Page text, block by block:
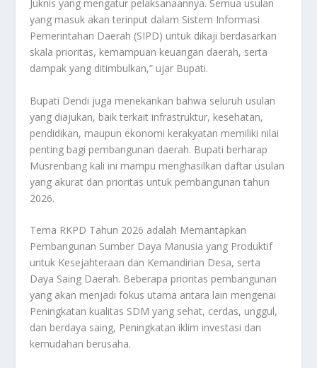
Juknis yang mengatur pelaksanaannya. Semua usulan
yang masuk akan terinput dalam Sistem Informasi
Pemerintahan Daerah (SIPD) untuk dikaji berdasarkan
skala prioritas, kemampuan keuangan daerah, serta
dampak yang ditimbulkan,” ujar Bupati.
Bupati Dendi juga menekankan bahwa seluruh usulan
yang diajukan, baik terkait infrastruktur, kesehatan,
pendidikan, maupun ekonomi kerakyatan memiliki nilai
penting bagi pembangunan daerah. Bupati berharap
Musrenbang kali ini mampu menghasilkan daftar usulan
yang akurat dan prioritas untuk pembangunan tahun
2026.
Tema RKPD Tahun 2026 adalah Memantapkan
Pembangunan Sumber Daya Manusia yang Produktif
untuk Kesejahteraan dan Kemandirian Desa, serta
Daya Saing Daerah. Beberapa prioritas pembangunan
yang akan menjadi fokus utama antara lain mengenai
Peningkatan kualitas SDM yang sehat, cerdas, unggul,
dan berdaya saing, Peningkatan iklim investasi dan
kemudahan berusaha.